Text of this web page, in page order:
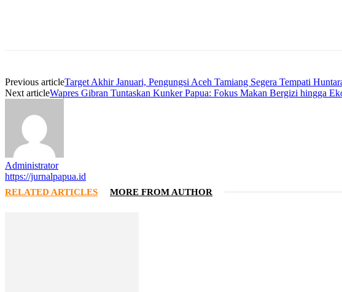
Previous articleTarget Akhir Januari, Pengungsi Aceh Tamiang Segera Tempati
Next articleWapres Gibran Tuntaskan Kunker Papua: Fokus Makan Bergizi hingga
Administrator
https://jurnalpapua.id
RELATED ARTICLES MORE FROM AUTHOR